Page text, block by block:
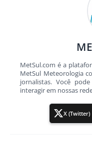
MetSul.com é a
MetSul Meteorologia
jornalistas. Você
interagir em nossas
X (Twitter)